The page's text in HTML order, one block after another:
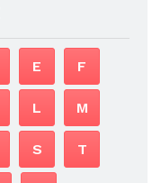
E F
L M
S T